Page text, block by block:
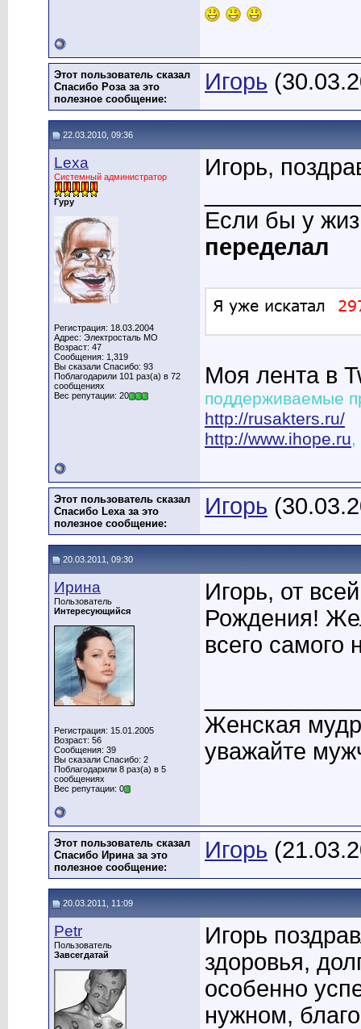
Этот пользователь сказал
Спасибо Роза за это
полезное сообщение:
Игорь
22.03.2010, 09:36
Lexa
Системный администратор
Гуру
Регистрация: 18.03.2004
Адрес: Электросталь МО
Возраст: 47
Сообщения: 1,319
Вы сказали Спасибо: 93
Поблагодарили 101 раз(а) в 72
сообщениях
Вес репутации: 20
Игорь,
Если бы у
переделал
Моя лента в
поддерживаемые
http://rusakters.ru/
http://www.ihope.ru,
Этот пользователь сказал
Спасибо Lexa за это
полезное сообщение:
Игорь
20.03.2011, 09:30
Ирина
Пользователь
Интересующийся
Регистрация: 15.01.2005
Возраст: 56
Сообщения: 39
Вы сказали Спасибо: 2
Поблагодарили 8 раз(а) в 5
сообщениях
Вес репутации: 0
Игорь, от
Рождения!
всего самого
Женская
уважайте
Этот пользователь сказал
Спасибо Ирина за это
полезное сообщение:
Игорь
20.03.2011, 11:09
Petr
Пользователь
Завсегдатай
Игорь
здоровья,
особенно
нужном,